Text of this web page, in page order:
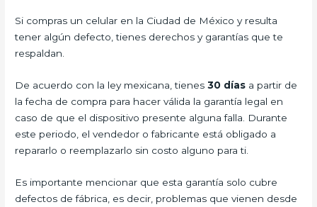
Si compras un celular en la Ciudad de México y resulta
tener algún defecto, tienes derechos y garantías que te
respaldan.
De acuerdo con la ley mexicana, tienes30 días a partir de
la fecha de compra para hacer válida la garantía legal en
caso de que el dispositivo presente alguna falla. Durante
este periodo, el vendedor o fabricante está obligado a
repararlo o reemplazarlo sin costo alguno para ti.
Es importante mencionar que esta garantía solo cubre
defectos de fábrica, es decir, problemas que vienen desde